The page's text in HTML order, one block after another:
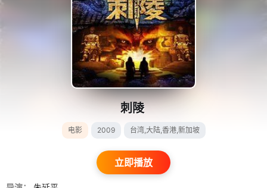
刺陵
电影 2009 台湾,大陆,香港,新加坡
立即播放